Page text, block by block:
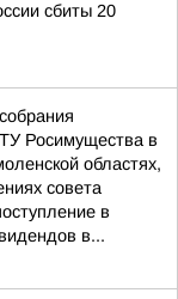
сбиты 20
Росимущества в
областях,
совета
в
в...